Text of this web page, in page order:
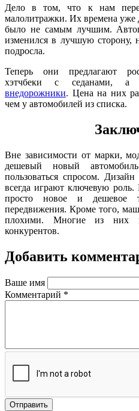
Дело в том, что к нам
малолитражки. Их времена уже
было не самым лучшим.
изменился в лучшую сторону,
подросла.
Теперь они предлагают
хэтчбеки с седанами,
внедорожники. Цена на них
чем у автомобилей из списка.
Вне зависимости от марки,
дешевый новый
пользоваться спросом.
всегда играют ключевую роль.
просто новое и дешевое
передвижения. Кроме того,
плохими. Многие из них
конкурентов.
Добавить
Ваше имя
Комментарий *